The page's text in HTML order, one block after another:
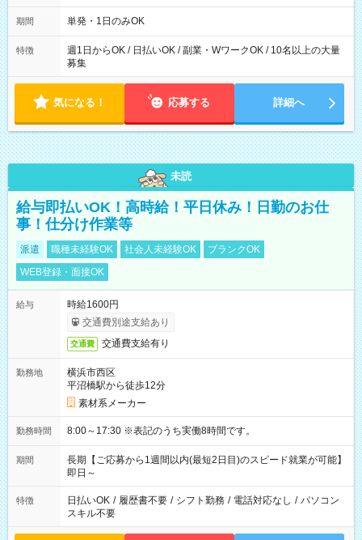
～21：00
期間 単発・1日のみOK
特徴
週1日からOK / 日払いOK / 副業・WワークOK / 10名以上の大量
募集
気になる！ 応募する 詳細へ
未読
給与即払いOK！高時給！平日休み！日勤のお仕
事！仕分け作業等
派遣 職種未経験OK 社会人未経験OK
ブランクOK
WEB登録・面接OK
給与
時給1600円
交通費別途支給あり
交通費 交通費支給有り
勤務地
横浜市西区
平沼橋駅から徒歩12分
素材系メーカー
勤務時間 8:00～17:30 ※表記のうち実働8時間です。
期間
長期【ご応募から1週間以内(最短2日目)のスピード就業が可能】
即日～
特徴 日払いOK / 履歴書不要 / シフト勤務 / 電話対応なし / パソコン
スキル不要